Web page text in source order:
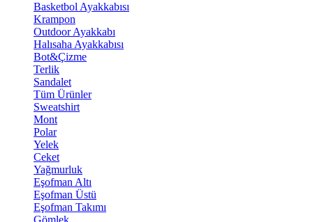
Basketbol Ayakkabısı
Krampon
Outdoor Ayakkabı
Halısaha Ayakkabısı
Bot&Çizme
Terlik
Sandalet
Tüm Ürünler
Sweatshirt
Mont
Polar
Yelek
Ceket
Yağmurluk
Eşofman Altı
Eşofman Üstü
Eşofman Takımı
Gömlek